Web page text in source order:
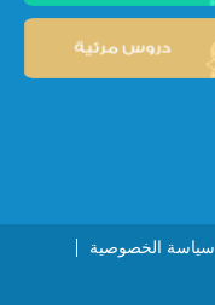
سياسة الخصوصية